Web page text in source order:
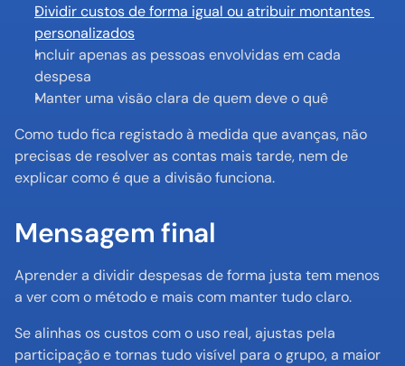
Dividir custos de forma igual ou atribuir montantes
personalizados
Incluir apenas as pessoas envolvidas em cada
despesa
Manter uma visão clara de quem deve o quê
Como tudo fica registado à medida que avanças, não
precisas de resolver as contas mais tarde, nem de
explicar como é que a divisão funciona.
Mensagem final
Aprender a dividir despesas de forma justa tem menos
a ver com o método e mais com manter tudo claro.
Se alinhas os custos com o uso real, ajustas pela
participação e tornas tudo visível para o grupo, a maior